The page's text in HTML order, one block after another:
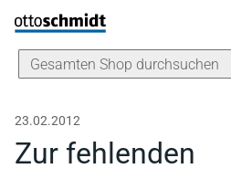
Direkt zum Inhalt
23.02.2012
Zur fehlenden